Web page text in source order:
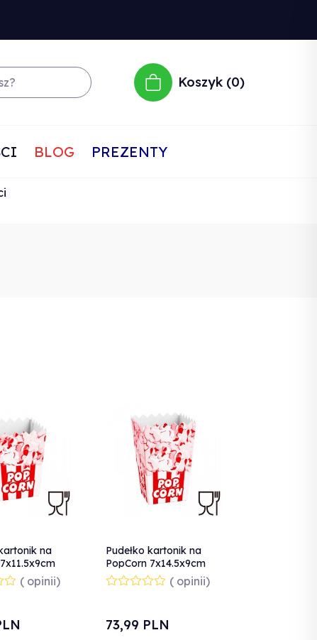
Koszyk 0
BLOG PREZENTY
na
100szt.
( opinii)
Pudełko kartonik na
PopCorn 7x14.5x9cm
ŚREDNI 0.75L 100szt.
( opinii)
73,99 PLN